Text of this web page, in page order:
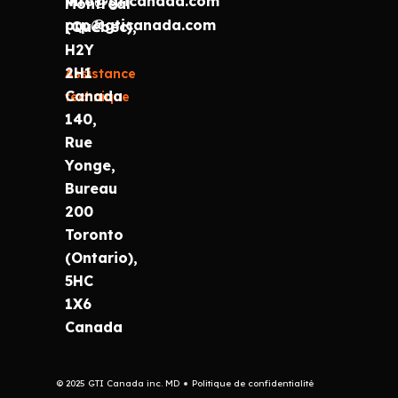
prp@gticanada.com
Assistance
technique
Montréal
(Québec),
H2Y
2H1
Canada
140,
Rue
Yonge,
Bureau
200
Toronto
(Ontario),
5HC
1X6
Canada
© 2025 GTI Canada inc. MD Politique de confidentialité